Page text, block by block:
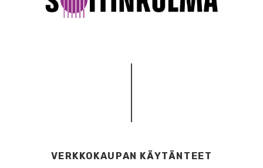
VERKKOKAUPAN KÄYTÄNTEET